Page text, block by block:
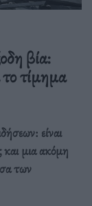
βία:
τίμημα
είναι
και μια ακόμη
των